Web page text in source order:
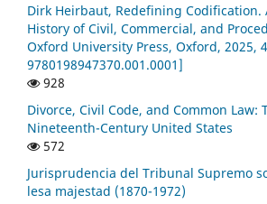
Dirk Heirbaut, Redefining Codification.
History of Civil, Commercial, and
Oxford University Press, Oxford, 2025,
9780198947370.001.0001]
928
Divorce, Civil Code, and Common Law:
Nineteenth-Century United States
572
Jurisprudencia del Tribunal Supremo
lesa majestad (1870-1972)